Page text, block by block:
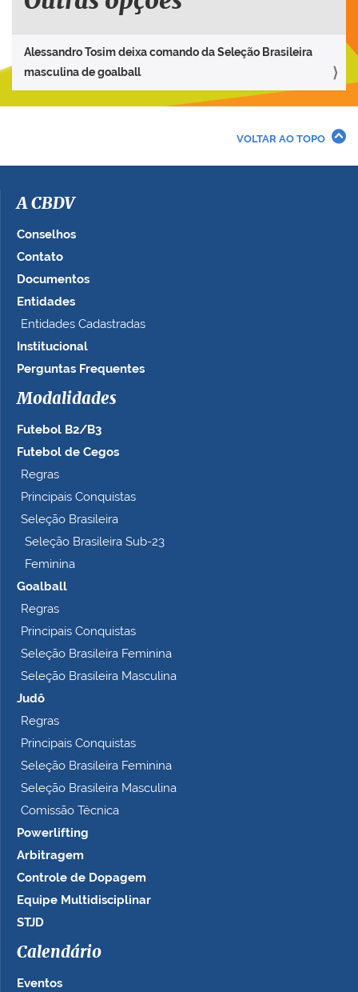
Alessandro Tosim deixa comando da Seleção Brasileira
masculina de goalball
VOLTAR AO TOPO
A CBDV
Conselhos
Contato
Documentos
Entidades
Entidades Cadastradas
Institucional
Perguntas Frequentes
Modalidades
Futebol B2/B3
Futebol de Cegos
Regras
Principais Conquistas
Seleção Brasileira
Seleção Brasileira Sub-23
Feminina
Goalball
Regras
Principais Conquistas
Seleção Brasileira Feminina
Seleção Brasileira Masculina
Judô
Regras
Principais Conquistas
Seleção Brasileira Feminina
Seleção Brasileira Masculina
Comissão Técnica
Powerlifting
Arbitragem
Controle de Dopagem
Equipe Multidisciplinar
STJD
Calendário
Eventos